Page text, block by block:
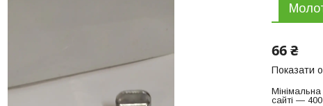
66 ₴
Показати
сайті —